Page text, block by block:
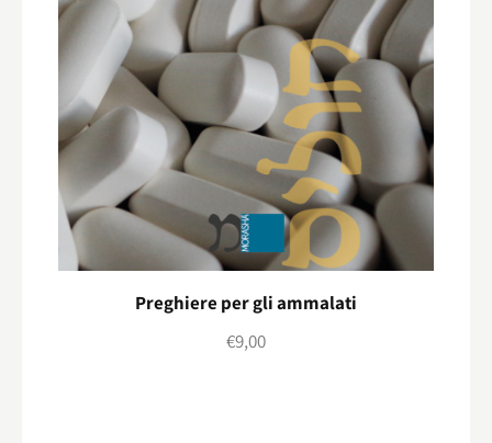
Preghiere per gli ammalati
€9,00